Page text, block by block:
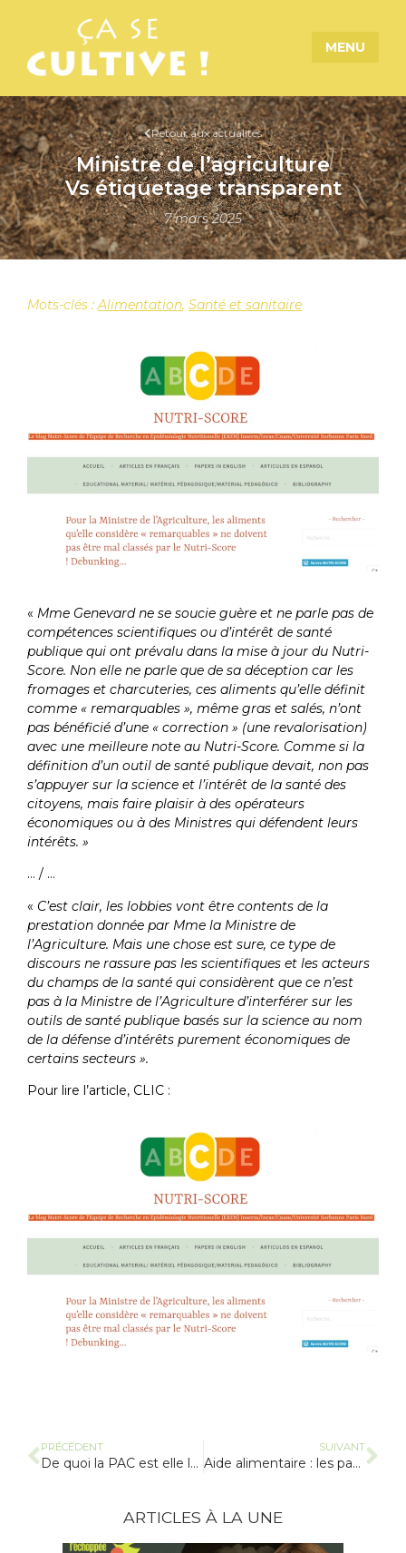
MENU
Retour aux actualités
Ministre de l’agriculture
Vs étiquetage transparent
7 mars 2025
Mots-clés :Alimentation, Santé et sanitaire
« Mme Genevard ne se soucie guère et ne parle pas de
compétences scientifiques ou d’intérêt de santé
publique qui ont prévalu dans la mise à jour du Nutri-
Score. Non elle ne parle que de sa déception car les
fromages et charcuteries, ces aliments qu’elle définit
comme « remarquables », même gras et salés, n’ont
pas bénéficié d’une « correction » (une revalorisation)
avec une meilleure note au Nutri-Score. Comme si la
définition d’un outil de santé publique devait, non pas
s’appuyer sur la science et l’intérêt de la santé des
citoyens, mais faire plaisir à des opérateurs
économiques ou à des Ministres qui défendent leurs
intérêts. »
… / …
« C’est clair, les lobbies vont être contents de la
prestation donnée par Mme la Ministre de
l’Agriculture. Mais une chose est sure, ce type de
discours ne rassure pas les scientifiques et les acteurs
du champs de la santé qui considèrent que ce n’est
pas à la Ministre de l’Agriculture d’interférer sur les
outils de santé publique basés sur la science au nom
de la défense d’intérêts purement économiques de
certains secteurs ».
Pour lire l’article, CLIC :
PRÉCÉDENT
De quoi la PAC est elle le nom ?
SUIVANT
Aide alimentaire : les pauvres doivent ils se contenter des restes ?
ARTICLES À LA UNE